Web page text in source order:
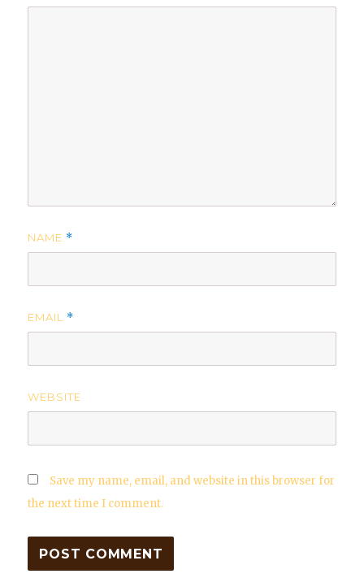
NAME *
EMAIL *
WEBSITE
Save my name, email, and website in this browser for
the next time I comment.